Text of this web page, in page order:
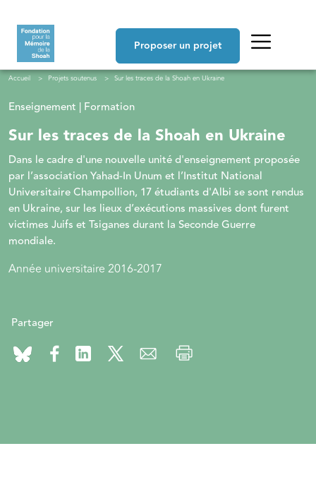
Proposer un projet
Fil d'Ariane
Accueil Projets soutenus Sur les traces de la Shoah en Ukraine
Enseignement | Formation
Sur les traces de la Shoah en Ukraine
Dans le cadre d'une nouvelle unité d'enseignement proposée
par l’association Yahad-In Unum et l’Institut National
Universitaire Champollion, 17 étudiants d'Albi se sont rendus
en Ukraine, sur les lieux d’exécutions massives dont furent
victimes Juifs et Tsiganes durant la Seconde Guerre
mondiale.
Année universitaire 2016-2017
Partager